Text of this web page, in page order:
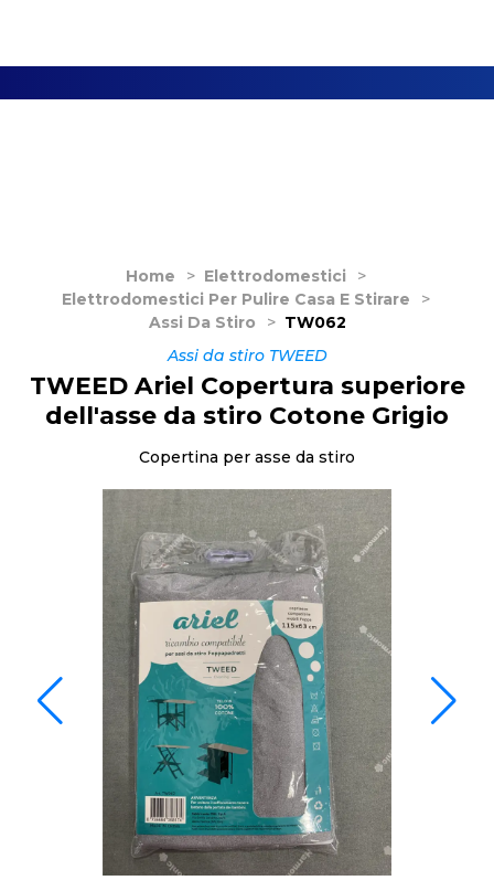
Home > Elettrodomestici
>
Elettrodomestici Per Pulire Casa E Stirare
>
Assi Da Stiro
> TW062
Assi da stiro TWEED
TWEED Ariel Copertura superiore
dell'asse da stiro Cotone Grigio
Copertina per asse da stiro